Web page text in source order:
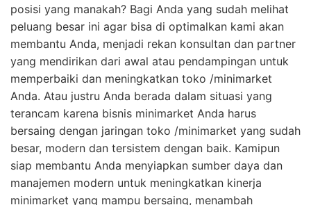
posisi yang manakah? Bagi Anda yang sudah melihat
peluang besar ini agar bisa di optimalkan kami akan
membantu Anda, menjadi rekan konsultan dan partner
yang mendirikan dari awal atau pendampingan untuk
memperbaiki dan meningkatkan toko /minimarket
Anda. Atau justru Anda berada dalam situasi yang
terancam karena bisnis minimarket Anda harus
bersaing dengan jaringan toko /minimarket yang sudah
besar, modern dan tersistem dengan baik. Kamipun
siap membantu Anda menyiapkan sumber daya dan
manajemen modern untuk meningkatkan kinerja
minimarket yang mampu bersaing, menambah